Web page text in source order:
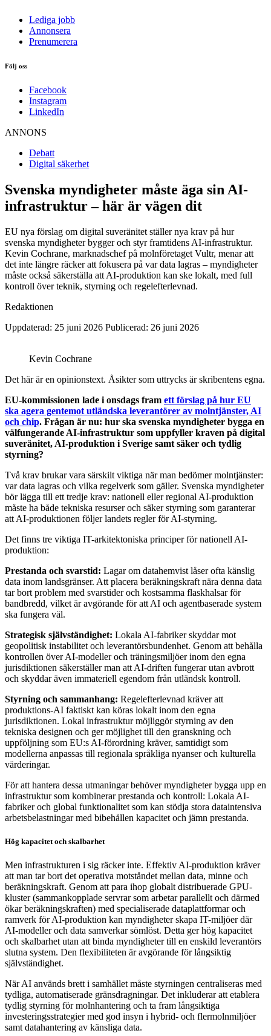
Lediga jobb
Annonsera
Prenumerera
Följ oss
Facebook
Instagram
LinkedIn
ANNONS
Debatt
Digital säkerhet
Svenska myndigheter måste äga sin AI-
infrastruktur – här är vägen dit
EU nya förslag om digital suveränitet ställer nya krav på hur
svenska myndigheter bygger och styr framtidens AI-infrastruktur.
Kevin Cochrane, marknadschef på molnföretaget Vultr, menar att
det inte längre räcker att fokusera på var data lagras – myndigheter
måste också säkerställa att AI-produktion kan ske lokalt, med full
kontroll över teknik, styrning och regelefterlevnad.
Redaktionen
Uppdaterad: 25 juni 2026 Publicerad: 26 juni 2026
Kevin Cochrane
Det här är en opinionstext. Åsikter som uttrycks är skribentens egna.
EU-kommissionen lade i onsdags fram ett förslag på hur EU
ska agera gentemot utländska leverantörer av molntjänster, AI
och chip. Frågan är nu: hur ska svenska myndigheter bygga en
välfungerande AI-infrastruktur som uppfyller kraven på digital
suveränitet, AI-produktion i Sverige samt säker och tydlig
styrning?
Två krav brukar vara särskilt viktiga när man bedömer molntjänster:
var data lagras och vilka regelverk som gäller. Svenska myndigheter
bör lägga till ett tredje krav: nationell eller regional AI-produktion
måste ha både tekniska resurser och säker styrning som garanterar
att AI-produktionen följer landets regler för AI-styrning.
Det finns tre viktiga IT-arkitektoniska principer för nationell AI-
produktion:
Prestanda och svarstid: Lagar om datahemvist låser ofta känslig
data inom landsgränser. Att placera beräkningskraft nära denna data
tar bort problem med svarstider och kostsamma flaskhalsar för
bandbredd, vilket är avgörande för att AI och agentbaserade system
ska fungera väl.
Strategisk självständighet: Lokala AI-fabriker skyddar mot
geopolitisk instabilitet och leverantörsbundenhet. Genom att behålla
kontrollen över AI-modeller och träningsmiljöer inom den egna
jurisdiktionen säkerställer man att AI-driften fungerar utan avbrott
och skyddar även immateriell egendom från utländsk kontroll.
Styrning och sammanhang: Regelefterlevnad kräver att
produktions-AI faktiskt kan köras lokalt inom den egna
jurisdiktionen. Lokal infrastruktur möjliggör styrning av den
tekniska designen och ger möjlighet till den granskning och
uppföljning som EU:s AI-förordning kräver, samtidigt som
modellerna anpassas till regionala språkliga nyanser och kulturella
värderingar.
För att hantera dessa utmaningar behöver myndigheter bygga upp en
infrastruktur som kombinerar prestanda och kontroll: Lokala AI-
fabriker och global funktionalitet som kan stödja stora dataintensiva
arbetsbelastningar med bibehållen kapacitet och jämn prestanda.
Hög kapacitet och skalbarhet
Men infrastrukturen i sig räcker inte. Effektiv AI-produktion kräver
att man tar bort det operativa motståndet mellan data, minne och
beräkningskraft. Genom att para ihop globalt distribuerade GPU-
kluster (sammankopplade servrar som arbetar parallellt och därmed
ökar beräkningskraften) med specialiserade dataplattformar och
ramverk för AI-produktion kan myndigheter skapa IT-miljöer där
AI-modeller och data samverkar sömlöst. Detta ger hög kapacitet
och skalbarhet utan att binda myndigheter till en enskild leverantörs
slutna system. Den flexibiliteten är avgörande för långsiktig
självständighet.
När AI används brett i samhället måste styrningen centraliseras med
tydliga, automatiserade gränsdragningar. Det inkluderar att etablera
tydlig styrning för molnhantering och ta fram långsiktiga
investeringsstrategier med god insyn i hybrid- och flermolnmiljöer
samt datahantering av känsliga data.